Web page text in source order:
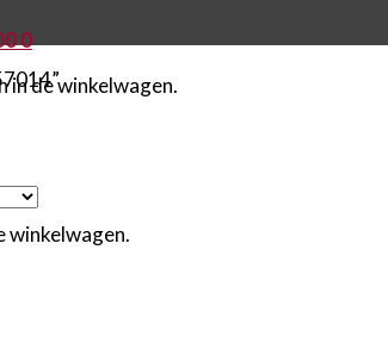
0
in de winkelwagen.
winkelwagen.